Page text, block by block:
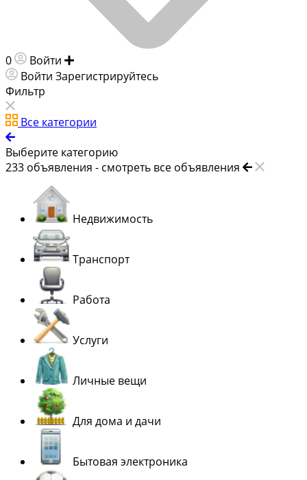
0 Войти
Войти Зарегистрируйтесь
Фильтр
Все категории
Выберите категорию
233 объявления - смотреть все объявления
Недвижимость
Транспорт
Работа
Услуги
Личные вещи
Для дома и дачи
Бытовая электроника